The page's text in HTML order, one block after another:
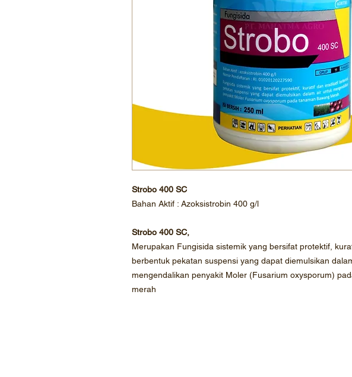
Strobo 400 SC
Bahan Aktif : Azoksistrobin 400 g/l
Strobo 400 SC,
Merupakan Fungisida sistemik yang bersifat protektif,
berbentuk pekatan suspensi yang dapat diemulsikan
mengendalikan penyakit Moler (Fusarium oxysporum)
merah